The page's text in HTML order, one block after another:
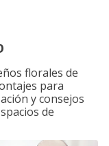
florales de
para
y consejos
de